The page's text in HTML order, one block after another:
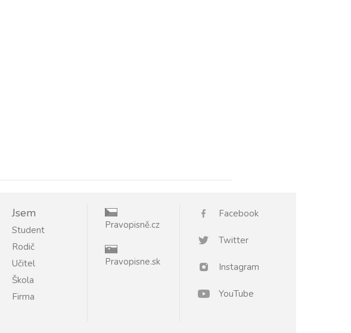
Jsem
Student
Rodič
Učitel
Škola
Firma
Pravopisně.cz
Pravopisne.sk
Facebook
Twitter
Instagram
YouTube